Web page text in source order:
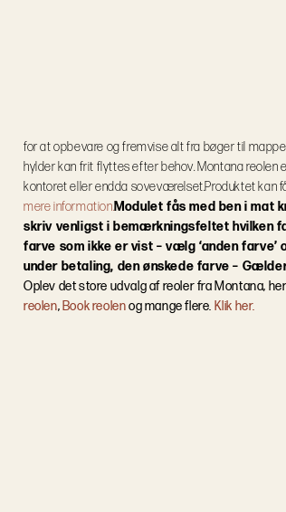
for at opbevare og fremvise alt fra bøger til
hylder kan frit flyttes efter behov. Montana reolen
kontoret eller endda soveværelset.Produktet kan
mere information.Modulet fås med ben i mat
skriv venligst i bemærkningsfeltet hvilken
farve som ikke er vist – vælg ‘anden
under betaling, den ønskede farve –
Oplev det store udvalg af reoler fra Montana,
reolen, Book reolenog mange flere. Klik her.